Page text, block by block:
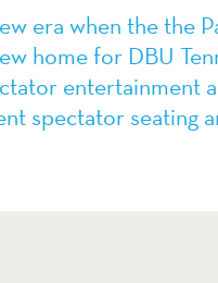
era when the the
home for DBU
entertainment
spectator seating